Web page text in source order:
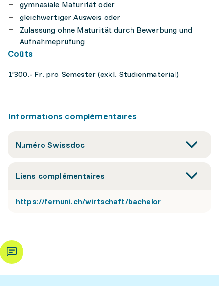
gymnasiale Maturität oder
gleichwertiger Ausweis oder
Zulassung ohne Maturität durch Bewerbung und
Aufnahmeprüfung
Coûts
1‘300.- Fr. pro Semester (exkl. Studienmaterial)
Informations complémentaires
Numéro Swissdoc
Liens complémentaires
https://fernuni.ch/wirtschaft/bachelor